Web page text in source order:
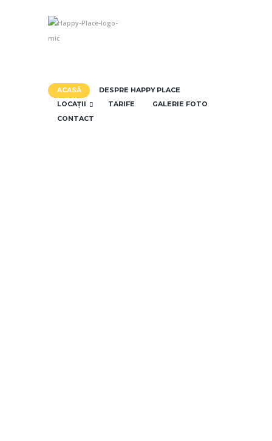
ACASĂ
DESPRE HAPPY PLACE
LOCAȚII
TARIFE
GALERIE FOTO
CONTACT